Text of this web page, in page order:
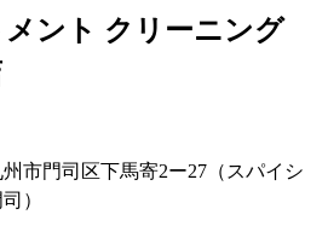
メント クリーニング
市門司区下馬寄2ー27（スパイシ
）